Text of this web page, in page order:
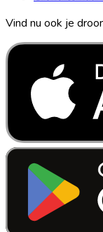
Vind nu ook je